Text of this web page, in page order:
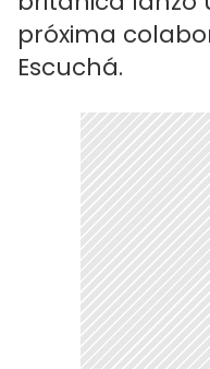
próxima
Escuchá.